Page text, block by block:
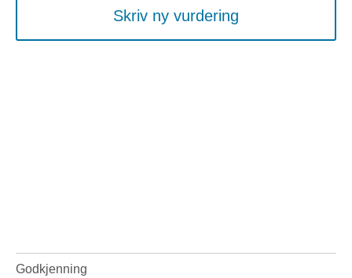
Skriv ny vurdering
Godkjenning